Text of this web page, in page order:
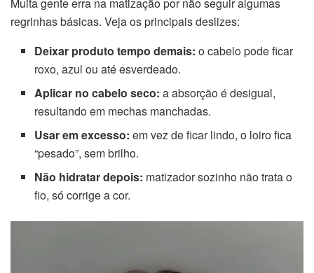
Muita gente erra na matização por não seguir algumas
regrinhas básicas. Veja os principais deslizes:
Deixar produto tempo demais: o cabelo pode ficar
roxo, azul ou até esverdeado.
Aplicar no cabelo seco: a absorção é desigual,
resultando em mechas manchadas.
Usar em excesso: em vez de ficar lindo, o loiro fica
“pesado”, sem brilho.
Não hidratar depois: matizador sozinho não trata o
fio, só corrige a cor.